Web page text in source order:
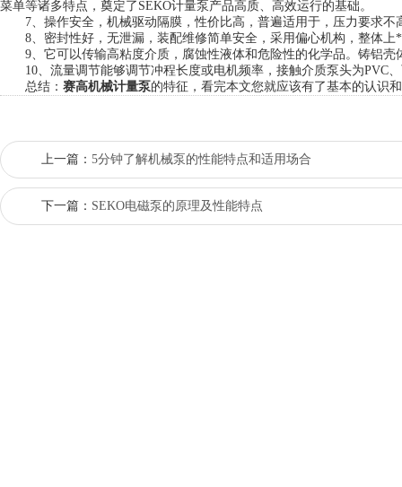
菜单等诸多特点，奠定了SEKO计量泵产品高质、高效运行的基础。
7、操作安全，机械驱动隔膜，性价比高，普遍适用于，压力要求不
8、密封性好，无泄漏，装配维修简单安全，采用偏心机构，整体上
9、它可以传输高粘度介质，腐蚀性液体和危险性的化学品。铸铝壳
10、流量调节能够调节冲程长度或电机频率，接触介质泵头为PVC、
总结： 赛高机械计量泵的特征，看完本文您就应该有了基本的认识
上一篇： 5分钟了解机械泵的性能特点和适用场合
下一篇： SEKO电磁泵的原理及性能特点